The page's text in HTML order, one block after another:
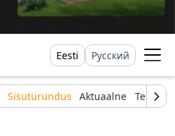
Eesti Русский
Sisuturundus Aktuaalne